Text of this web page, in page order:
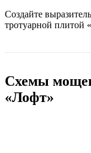
Создайте
тротуарной плитой
Схемы
«Лофт»